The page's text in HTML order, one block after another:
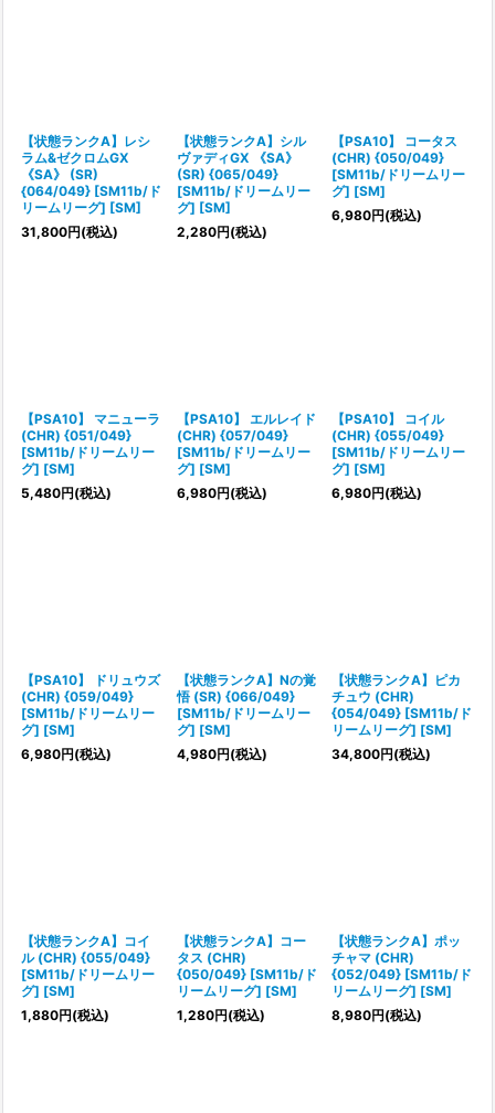
【状態ランクA】レシ
ラム&ゼクロムGX
《SA》 (SR)
{064/049} [SM11b/ド
リームリーグ] [SM]
31,800円(税込)
【状態ランクA】シル
ヴァディGX 《SA》
(SR) {065/049}
[SM11b/ドリームリー
グ] [SM]
2,280円(税込)
【PSA10】 コータス
(CHR) {050/049}
[SM11b/ドリームリー
グ] [SM]
6,980円(税込)
【PSA10】 マニューラ
(CHR) {051/049}
[SM11b/ドリームリー
グ] [SM]
5,480円(税込)
【PSA10】 エルレイド
(CHR) {057/049}
[SM11b/ドリームリー
グ] [SM]
6,980円(税込)
【PSA10】 コイル
(CHR) {055/049}
[SM11b/ドリームリー
グ] [SM]
6,980円(税込)
【PSA10】 ドリュウズ
(CHR) {059/049}
[SM11b/ドリームリー
グ] [SM]
6,980円(税込)
【状態ランクA】Nの覚
悟 (SR) {066/049}
[SM11b/ドリームリー
グ] [SM]
4,980円(税込)
【状態ランクA】ピカ
チュウ (CHR)
{054/049} [SM11b/ド
リームリーグ] [SM]
34,800円(税込)
【状態ランクA】コイ
ル (CHR) {055/049}
[SM11b/ドリームリー
グ] [SM]
1,880円(税込)
【状態ランクA】コー
タス (CHR)
{050/049} [SM11b/ド
リームリーグ] [SM]
1,280円(税込)
【状態ランクA】ポッ
チャマ (CHR)
{052/049} [SM11b/ド
リームリーグ] [SM]
8,980円(税込)